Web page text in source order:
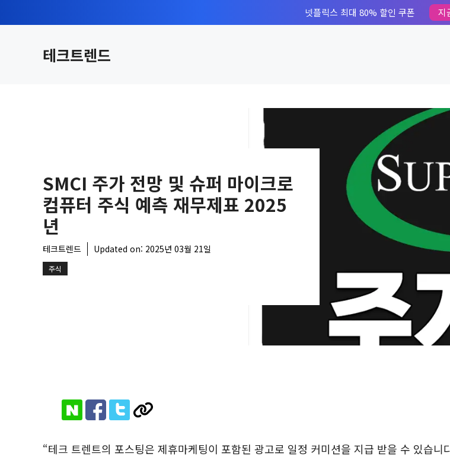
텐
넷플릭스 최대 80% 할인 쿠폰 지
테크트렌드
SMCI 주가 전망 및 슈퍼 마이크로
컴퓨터 주식 예측 재무제표 2025
년
테크트렌드 Updated on: 2025년 03월 21일
주식
“테크 트렌트의 포스팅은 제휴마케팅이 포함된 광고로 일정 커미션을 지급 받을 수 있습니